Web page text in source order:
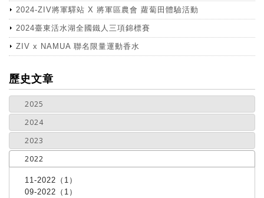
2024-ZIV將軍驛站 X 將軍區農會 蘿蔔田體驗活動
2024臺東活水湖全國鐵人三項錦標賽
ZIV x NAMUA 聯名限量運動香水
more
歷史文章
2025
2024
2023
2022
11-2022（1）
09-2022（1）